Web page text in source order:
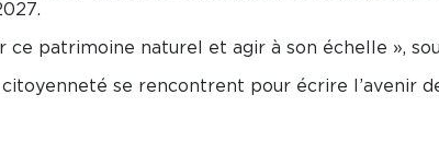
ce patrimoine naturel et agir à son échelle »,
se rencontrent pour écrire l’avenir